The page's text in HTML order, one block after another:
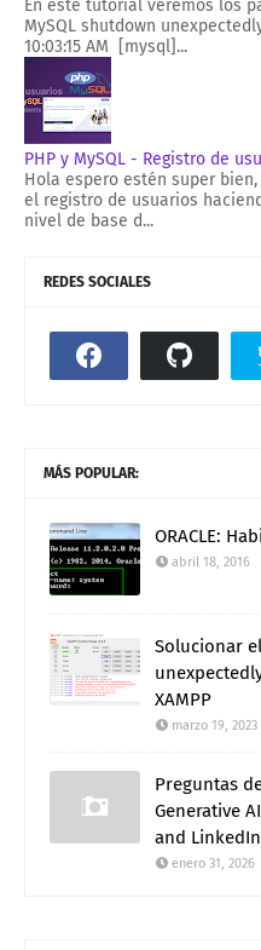
En este tutorial veremos los
MySQL shutdown
10:03:15 AM [mysql]...
PHP y MySQL - Registro de
Hola espero estén super
el registro de usuarios
nivel de base d...
REDES SOCIALES
MÁS POPULAR:
ORACLE:
abril 18, 2016
Solucionar
XAMPP
marzo 19, 2023
Preguntas
Generative
and LinkedIn
enero 31, 2026